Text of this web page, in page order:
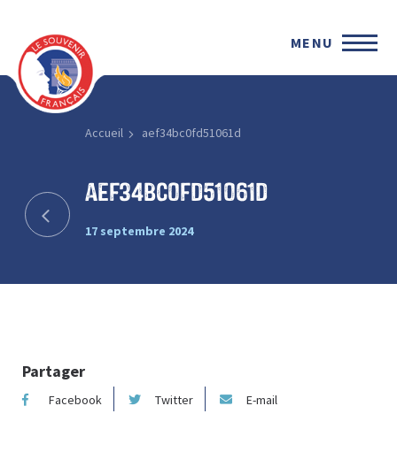
MENU
Accueil aef34bc0fd51061d
aef34bc0fd51061d
17 septembre 2024
Partager
Facebook Twitter E-mail